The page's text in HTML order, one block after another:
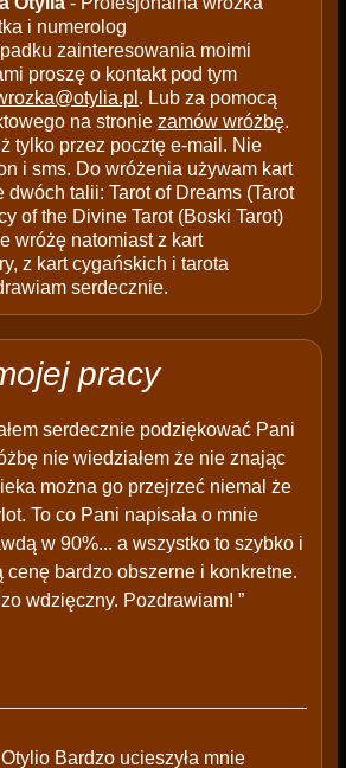
i numerolog
zainteresowania moimi
proszę o kontakt pod tym
. Lub za pomocą
na stronie zamów wróżbę.
tylko przez pocztę e-mail. Nie
i sms. Do wróżenia używam kart
dwóch talii: Tarot of Dreams (Tarot
of the Divine Tarot (Boski Tarot)
wróżę natomiast z kart
z kart cygańskich i tarota
serdecznie.
pracy
serdecznie podziękować Pani
nie wiedziałem że nie znając
można go przejrzeć niemal że
To co Pani napisała o mnie
w 90%... a wszystko to szybko i
cenę bardzo obszerne i konkretne.
wdzięczny. Pozdrawiam! ”
Bardzo ucieszyła mnie